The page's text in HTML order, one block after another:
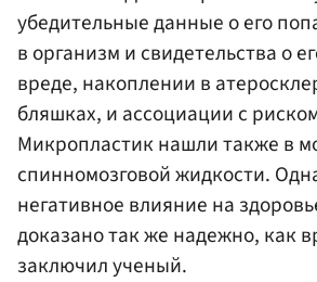
убедительные данные о его
в организм и свидетельства о
вреде, накоплении в
бляшках, и ассоциации с
Микропластик нашли также в
спинномозговой жидкости.
негативное влияние на
доказано так же надежно, как
заключил ученый.